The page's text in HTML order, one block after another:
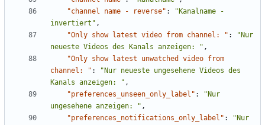
"channel name - reverse" :
"Kanalname -
invertiert" ,
"Only show latest video from channel: " :
"Nur
neueste Videos des Kanals anzeigen: " ,
"Only show latest unwatched video from
channel: " :
"Nur neueste ungesehene Videos des
Kanals anzeigen: " ,
"preferences_unseen_only_label" :
"Nur
ungesehene anzeigen: " ,
"preferences_notifications_only_label" :
"Nur